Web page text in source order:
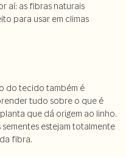
aí: as fibras naturais
para usar em climas
do tecido também é
tudo sobre o que é
que dá origem ao linho.
estejam totalmente
fibra.